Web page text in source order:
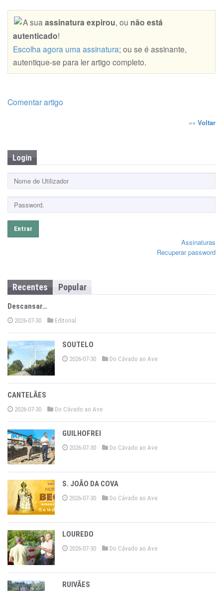
A sua assinatura expirou, ou não está
autenticado!
Escolha agora uma assinatura; ou se é assinante,
autentique-se para ler artigo completo.
Comentar artigo
«« Voltar
Login
Entrar
Assinaturas
Recuperar password
Recentes Popular
Descansar…
2026-07-30 Editorial
SOUTELO
2026-07-30 Do Cávado ao Ave
CANTELÃES
2026-07-30 Do Cávado ao Ave
GUILHOFREI
2026-07-30 Do Cávado ao Ave
S. JOÃO DA COVA
2026-07-30 Do Cávado ao Ave
LOUREDO
2026-07-30 Do Cávado ao Ave
RUIVÃES